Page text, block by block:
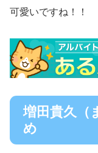
可愛いですね！！
増田貴久（
め